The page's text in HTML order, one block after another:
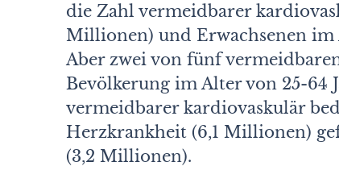
die Zahl vermeidbarer
Millionen) und Erwachse­nen im
Aber zwei von fünf
Bevölkerung im Alter von 25-64
vermeidbarer kardiovaskulär
Herzkrankheit (6,1 Millionen)
(3,2 Millionen).